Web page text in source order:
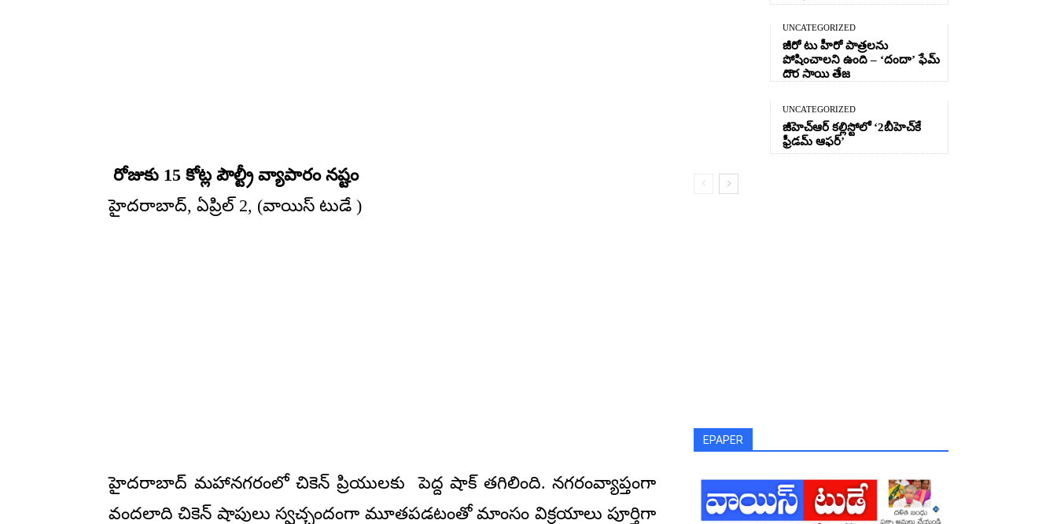
రోజుకు 15 కోట్ల పౌల్ట్రీ వ్యాపారం నష్టం
హైదరాబాద్, ఏప్రిల్ 2, (వాయిస్ టుడే )
హైదరాబాద్‌ మహానగరంలో చికెన్ ప్రియులకు పెద్ద షాక్ తగిలింది. నగరంవ్యాప్తంగా
వందలాది చికెన్ షాపులు స్వచ్ఛందంగా మూతపడటంతో మాంసం విక్రయాలు పూర్తిగా
UNCATEGORIZED
జీరో టు హీరో పాత్రలను
పోషించాలని ఉంది – ‘దందా’ ఫేమ్
దొర సాయి తేజ
UNCATEGORIZED
జీహెచ్ఆర్‌ కల్లిస్టోలో ‘2బీహెచ్‌కే
ఫ్రీడమ్ ఆఫర్’
EPAPER